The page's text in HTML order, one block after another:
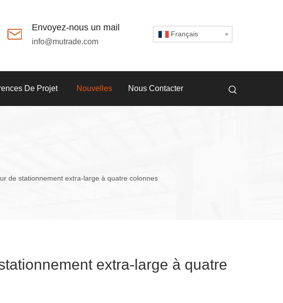
Envoyez-nous un mail
info@mutrade.com
Français
De Projet Nouvelles Nous Contacter
de stationnement extra-large à quatre colonnes
extra-large à quatre